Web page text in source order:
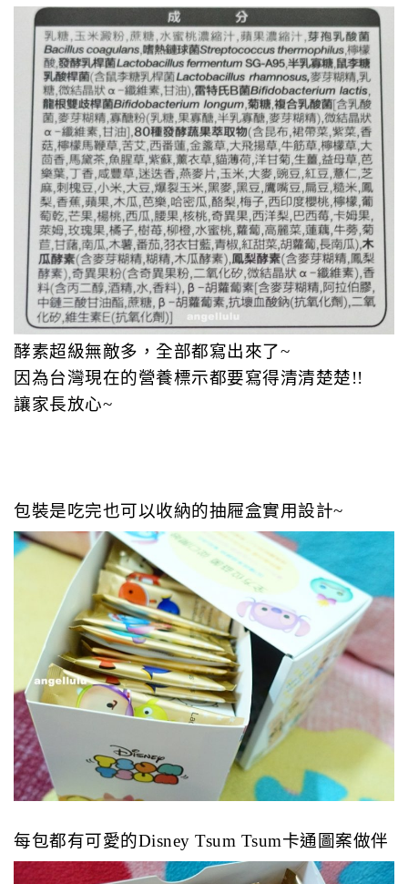
酵素超級無敵多，全部都寫出來了~
因為台灣現在的營養標示都要寫得清清楚楚!!
讓家長放心~
包裝是吃完也可以收納的抽屜盒實用設計~
每包都有可愛的Disney Tsum Tsum卡通圖案做伴